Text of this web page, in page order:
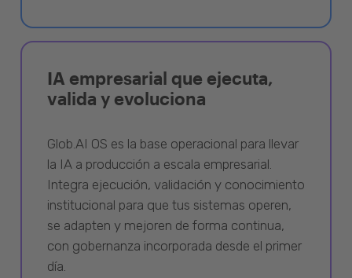
IA empresarial que ejecuta,
valida y evoluciona
Glob.AI OS es la base operacional para llevar
la IA a producción a escala empresarial.
Integra ejecución, validación y conocimiento
institucional para que tus sistemas operen,
se adapten y mejoren de forma continua,
con gobernanza incorporada desde el primer
día.